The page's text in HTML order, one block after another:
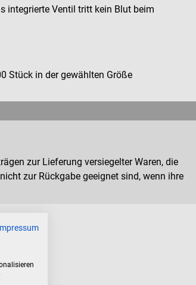
integrierte Ventil tritt kein Blut beim
Stück in der gewählten Größe
zur Lieferung versiegelter Waren, die
zur Rückgabe geeignet sind, wenn ihre